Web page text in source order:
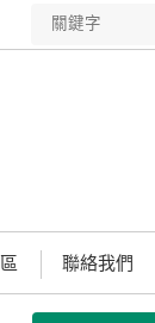
證，符合國際安
聯絡我們